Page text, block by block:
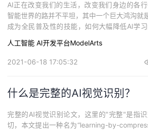
课
程
的
认
我
的
我
藏
术
支
云
声
AI正在改变我们的生活，改变我们身边的各
智能世界的路并不平坦，其中一个巨大鸿沟就
成为全民普及性的技能，如何大幅降低AI学
目标为不同类型AI开发、探索、教学用户，提
验。
人工智能 AI开发平台ModelArts
2021-06-18 17:05:32
什么是完整的AI视觉识别？
完整的AI视觉识别论文，这里的"完整"是指
切，本文提出一种名为“learning-by-